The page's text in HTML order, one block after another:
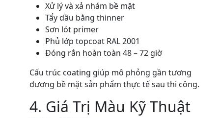
Xử lý và xả nhám bề mặt
Tẩy dầu bằng thinner
Sơn lót primer
Phủ lớp topcoat RAL 2001
Đóng rắn hoàn toàn 48 – 72 giờ
Cấu trúc coating giúp mô phỏng gần tương
đương bề mặt sản phẩm thực tế sau thi công.
4. Giá Trị Màu Kỹ Thuật